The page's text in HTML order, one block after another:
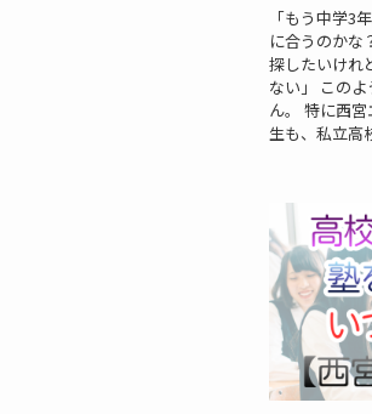
「もう中学3
に合うのかな
探したいけれ
ない」 この
ん。 特に西
生も、私立高